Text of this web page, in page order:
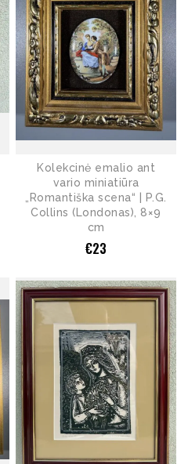
Kolekcinė emalio ant
vario miniatiūra
„Romantiška scena“ | P.G.
Collins (Londonas), 8×9
cm
€23